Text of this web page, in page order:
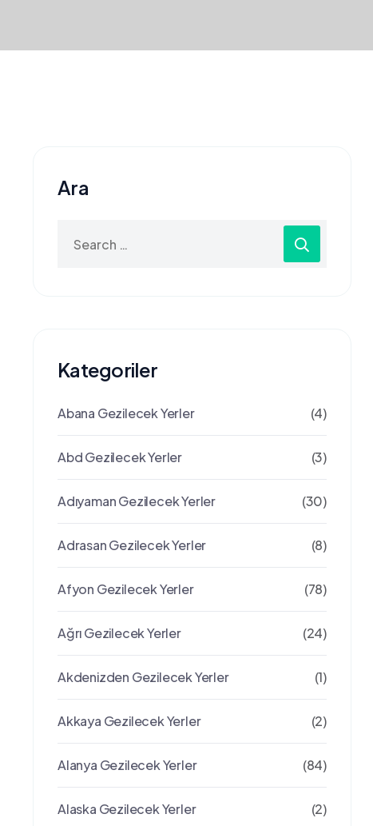
Ara
for:
Kategoriler
Abana Gezilecek Yerler (4)
Abd Gezilecek Yerler (3)
Adıyaman Gezilecek Yerler (30)
Adrasan Gezilecek Yerler (8)
Afyon Gezilecek Yerler (78)
Ağrı Gezilecek Yerler (24)
Akdenizden Gezilecek Yerler (1)
Akkaya Gezilecek Yerler (2)
Alanya Gezilecek Yerler (84)
Alaska Gezilecek Yerler (2)